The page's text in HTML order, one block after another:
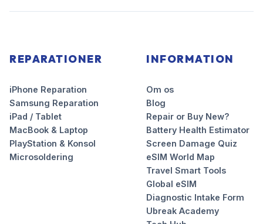
REPARATIONER
iPhone Reparation
Samsung Reparation
iPad / Tablet
MacBook & Laptop
PlayStation & Konsol
Microsoldering
INFORMATION
Om os
Blog
Repair or Buy New?
Battery Health Estimator
Screen Damage Quiz
eSIM World Map
Travel Smart Tools
Global eSIM
Diagnostic Intake Form
Ubreak Academy